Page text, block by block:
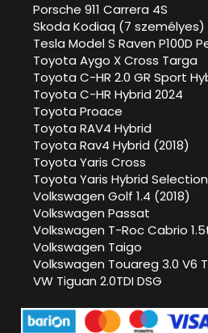
Porsche 911 Carrera 4S
Skoda Kodiaq (7 személyes)
Tesla Model S Raven P100D
Toyota Aygo X Cross Targa
Toyota C-HR 2.0 GR Sport
Toyota C-HR Hybrid 2024
Toyota Proace
Toyota RAV4 Hybrid
Toyota Rav4 Hybrid (2018)
Toyota Yaris Cross
Toyota Yaris Hybrid Selection
Volkswagen Golf 1.4 (2018)
Volkswagen Passat
Volkswagen T-Roc Cabrio
Volkswagen Taigo
Volkswagen Touareg 3.0 V6
VW Tiguan 2.0TDI DSG